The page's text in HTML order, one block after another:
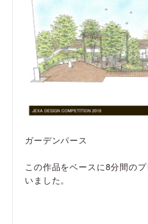
ガーデンパース
この作品をベースに8分間の
いました。